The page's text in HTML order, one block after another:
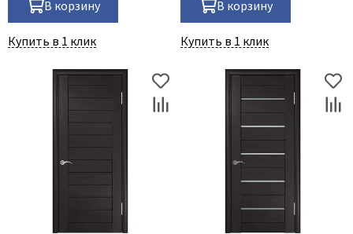
В корзину
Купить в 1 клик
В корзину
Купить в 1 клик